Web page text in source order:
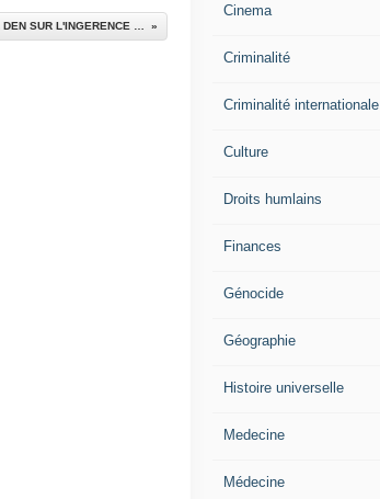
Cinema
Criminalité
Criminalité internationale
Culture
Droits humlains
Finances
Génocide
Géographie
Histoire universelle
Medecine
Médecine